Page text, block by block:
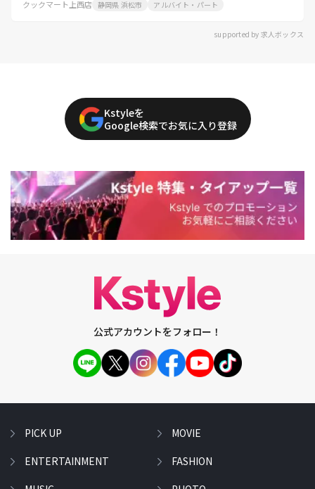
クックマート上西店 静岡県 浜松市 アルバイト・パート
supported by 求人ボックス
Kstyleを
Google検索でお気に入り登録
公式アカウントをフォロー！
PICK UP
ENTERTAINMENT
MOVIE
FASHION